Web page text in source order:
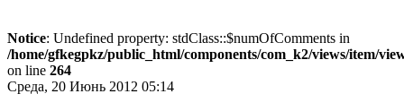
Notice: Undefined property: stdClass::$numOfComments in
/home/gfkegpkz/public_html/components/com_k2/views/item/
on line 264
Среда, 20 Июнь 2012 05:14